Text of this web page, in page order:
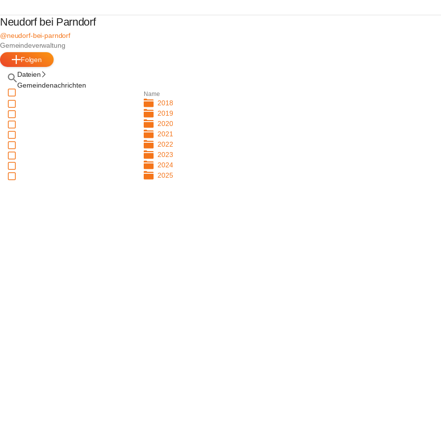
Neudorf bei Parndorf
@neudorf-bei-parndorf
Gemeindeverwaltung
Folgen
Dateien
Gemeindenachrichten
Name
2018
2019
2020
2021
2022
2023
2024
2025